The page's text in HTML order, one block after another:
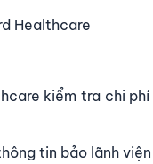
Healthcare
kiểm tra chi
tin bảo lãnh